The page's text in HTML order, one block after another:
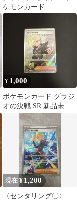
ケモンカード
¥ 1,000
ポケモンカード グラジ
オの決戦 SR 新品未使
現在 ¥ 1,200
〈センタリング〇〉